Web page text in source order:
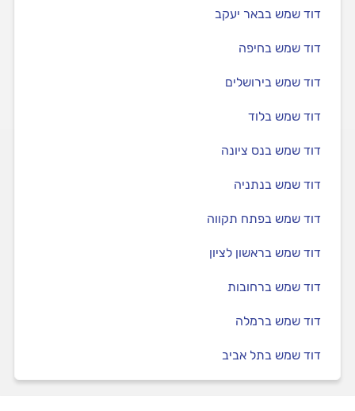
דוד שמש בבאר יעקב
דוד שמש בחיפה
דוד שמש בירושלים
דוד שמש בלוד
דוד שמש בנס ציונה
דוד שמש בנתניה
דוד שמש בפתח תקווה
דוד שמש בראשון לציון
דוד שמש ברחובות
דוד שמש ברמלה
דוד שמש בתל אביב